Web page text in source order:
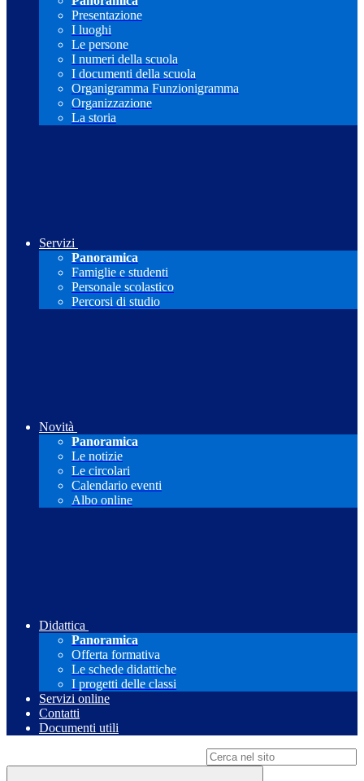
Presentazione
I luoghi
Le persone
I numeri della scuola
I documenti della scuola
Organigramma Funzionigramma
Organizzazione
La storia
Servizi
Panoramica
Famiglie e studenti
Personale scolastico
Percorsi di studio
Novità
Panoramica
Le notizie
Le circolari
Calendario eventi
Albo online
Didattica
Panoramica
Offerta formativa
Le schede didattiche
I progetti delle classi
Servizi online
Contatti
Documenti utili